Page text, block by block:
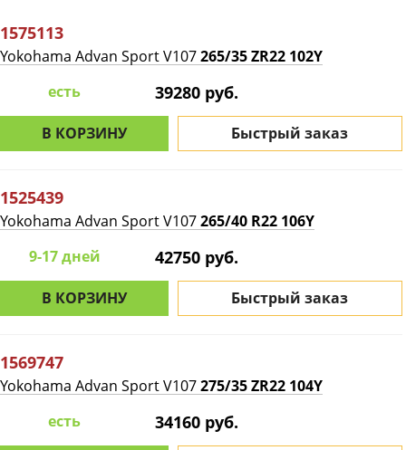
1575113
Yokohama Advan Sport V107265/35 ZR22 102Y
есть
39280 руб.
В КОРЗИНУ Быстрый заказ
1525439
Yokohama Advan Sport V107265/40 R22 106Y
9-17 дней
42750 руб.
В КОРЗИНУ Быстрый заказ
1569747
Yokohama Advan Sport V107275/35 ZR22 104Y
есть
34160 руб.